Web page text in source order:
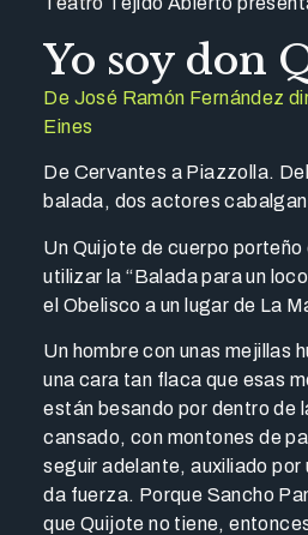
Yo soy don
De José Ramón Fernández
Eines
De Cervantes a Piazzolla.
balada, dos actores
Un Quijote de cuerpo
utilizar la “Balada para un
el Obelisco a un lugar de La
Un hombre con unas mejillas
una cara tan flaca que esas
están besando por dentro de
cansado, con montones de
seguir adelante, auxiliado por
da fuerza. Porque Sancho
que Quijote no tiene,